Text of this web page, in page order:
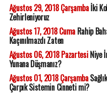
Ağustos 29, 2018 Çarşambaİki
Zehirleniyoruz
Ağustos 17, 2018 CumaRahip
Kaçınılmazdı Zaten
Ağustos 06, 2018 PazartesiNiye
Yunana Düşmanız?
Ağustos 01, 2018 Çarşamba
Çarpık Sistemin Cinneti mi?